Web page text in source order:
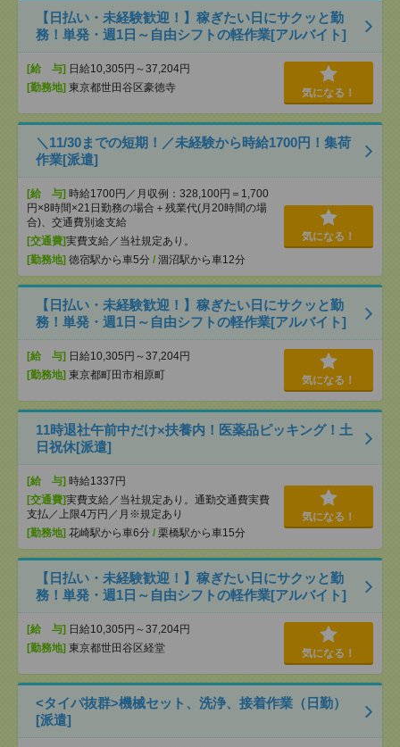
【日払い・未経験歓迎！】稼ぎたい日にサクッと勤
務！単発・週1日～自由シフトの軽作業[アルバイト]
[給 与] 日給10,305円～37,204円
[勤務地] 東京都世田谷区豪徳寺 気になる！
＼11/30までの短期！／未経験から時給1700円！集荷
作業[派遣]
[給 与] 時給1700円／月収例：328,100円＝1,700
円×8時間×21日勤務の場合＋残業代(月20時間の場
合)、交通費別途支給
[交通費]実費支給／当社規定あり。
[勤務地] 徳宿駅から車5分 / 涸沼駅から車12分
気になる！
【日払い・未経験歓迎！】稼ぎたい日にサクッと勤
務！単発・週1日～自由シフトの軽作業[アルバイト]
[給 与] 日給10,305円～37,204円
[勤務地] 東京都町田市相原町 気になる！
11時退社午前中だけ×扶養内！医薬品ピッキング！土
日祝休[派遣]
[給 与] 時給1337円
[交通費]実費支給／当社規定あり。通勤交通費実費
支払／上限4万円／月※規定あり
[勤務地] 花崎駅から車6分 / 栗橋駅から車15分
気になる！
【日払い・未経験歓迎！】稼ぎたい日にサクッと勤
務！単発・週1日～自由シフトの軽作業[アルバイト]
[給 与] 日給10,305円～37,204円
[勤務地] 東京都世田谷区経堂 気になる！
<タイパ抜群>機械セット、洗浄、接着作業（日勤）
[派遣]